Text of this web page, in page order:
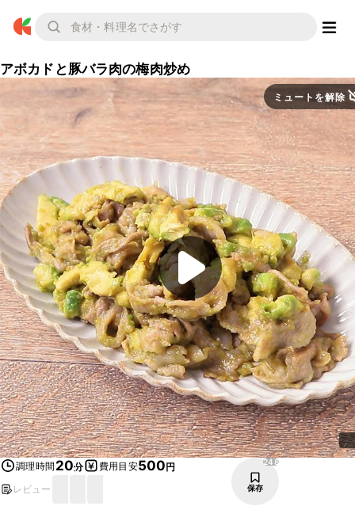
アボカドと豚バラ肉の梅肉炒め
ミュートを解除
調理時間 20分 費用目安500円
レビュー
248
保存